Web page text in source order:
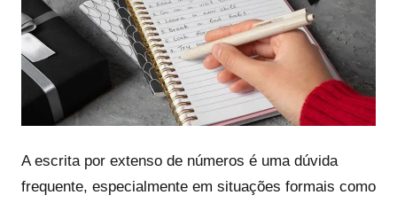
A escrita por extenso de números é uma dúvida
frequente, especialmente em situações formais como